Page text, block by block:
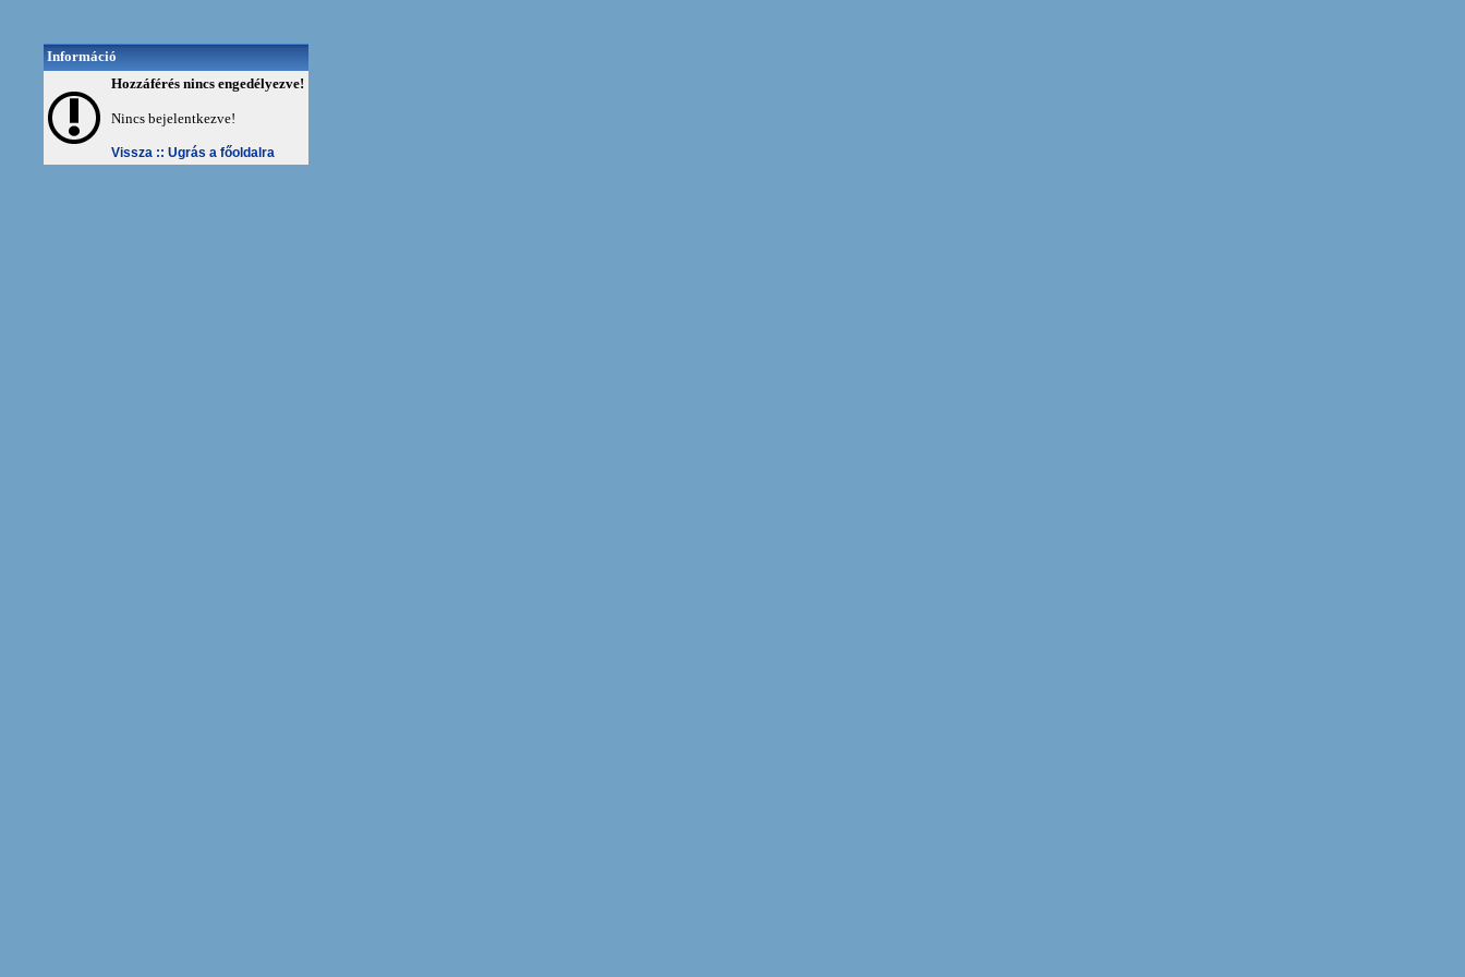
Információ
Hozzáférés nincs engedélyezve!
Nincs bejelentkezve!
Vissza :: Ugrás a főoldalra